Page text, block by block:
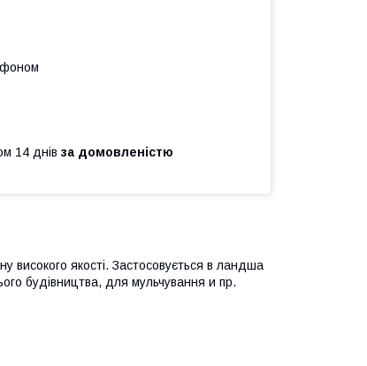
14 днів за домовленістю
високого якості. Застосовується в ландша
будівництва, для мульчування и пр.